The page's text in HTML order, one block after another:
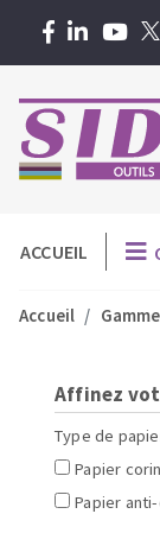
Meuleuses
Carotteuses
Coupe
Malaxeur
Scies de
Menu
ACCUEIL
Accueil
Affinez
Type de
Papier
Papier